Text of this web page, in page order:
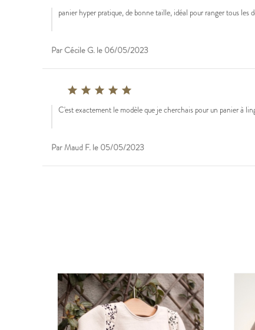
panier hyper pratique, de bonne taille, idéal pour ranger tous les
Par Cécile G. le 06/05/2023
    
C'est exactement le modèle que je cherchais pour un panier à
Par Maud F. le 05/05/2023